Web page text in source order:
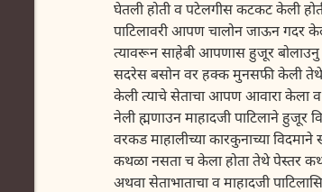
घेतली होती व पटेलगीस कटकट केली
पाटिलावरी आपण चालोन जाऊन गदर
त्यावरून साहेबी आपणास हुजूर
सदरेस बसोन वर हक्क मुनसफी केली तेथे
केली त्याचे सेताचा आपण आवारा केला व
नेली ह्मणाउन माहादजी पाटिलाने
वरकड माहालीच्या कारकुनाच्या
कथळा नसता च केला होता तेथे पेस्तर
अथवा सेताभाताचा व माहादजी